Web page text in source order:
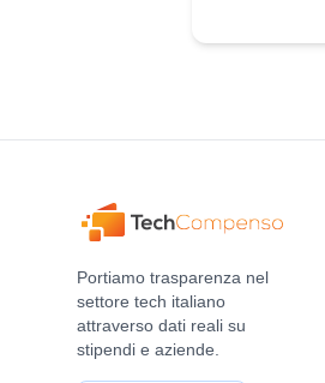
Portiamo trasparenza nel
settore tech italiano
attraverso dati reali su
stipendi e aziende.